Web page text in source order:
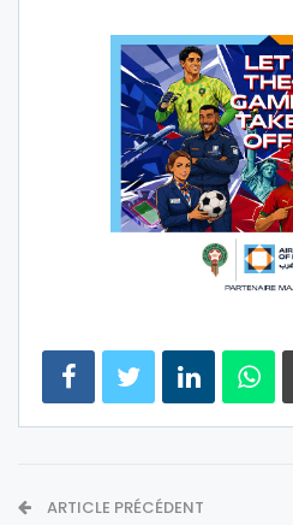
ARTICLE PRÉCÉDENT